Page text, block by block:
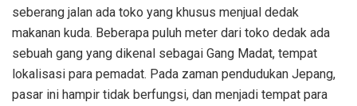
seberang jalan ada toko yang khusus menjual dedak
makanan kuda. Beberapa puluh meter dari toko dedak ada
sebuah gang yang dikenal sebagai Gang Madat, tempat
lokalisasi para pemadat. Pada zaman pendudukan Jepang,
pasar ini hampir tidak berfungsi, dan menjadi tempat para